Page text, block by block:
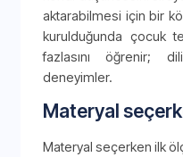
aktarabilmesi için bir
kurulduğunda çocuk
fazlasını öğrenir;
deneyimler.
Materyal
Materyal seçerken ilk